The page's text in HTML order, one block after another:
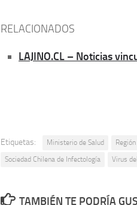
RELACIONADOS
LAJINO.CL – Noticias
Etiquetas: Ministerio de Salud
Sociedad Chilena de Infectología
Virus
TAMBIÉN TE PODRÍA